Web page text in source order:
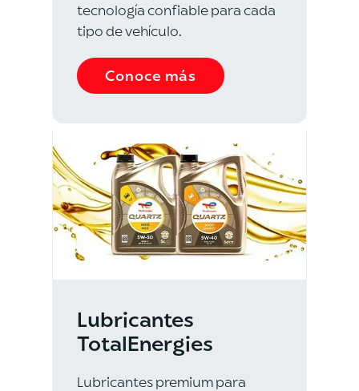
tecnología confiable para cada
tipo de vehículo.
Conoce más
Lubricantes
TotalEnergies
Lubricantes premium para